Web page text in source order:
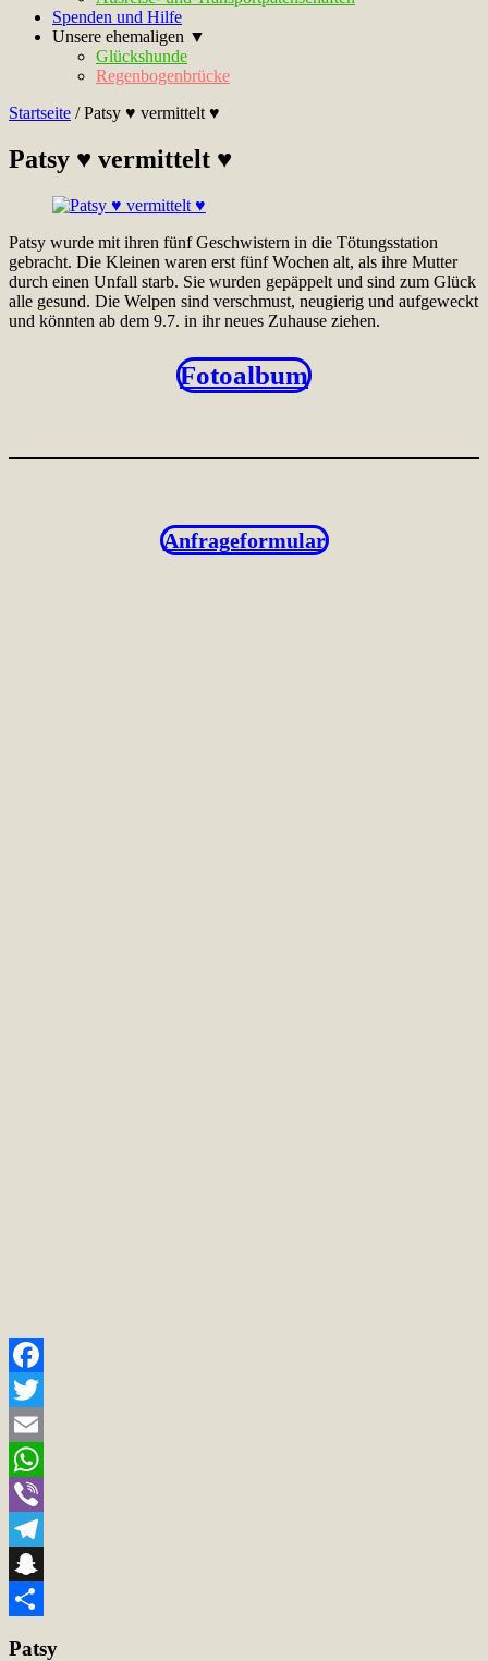
Spenden und Hilfe
Unsere ehemaligen ▼
Glückshunde
Regenbogenbrücke
Startseite /Patsy ♥ vermittelt ♥
Patsy ♥ vermittelt ♥
Patsy wurde mit ihren fünf Geschwistern in die Tötungsstation
gebracht. Die Kleinen waren erst fünf Wochen alt, als ihre Mutter
durch einen Unfall starb. Sie wurden gepäppelt und sind zum Glück
alle gesund. Die Welpen sind verschmust, neugierig und aufgeweckt
und könnten ab dem 9.7. in ihr neues Zuhause ziehen.
Fotoalbum
Anfrageformular
Facebook
Twitter
Email
WhatsApp
Viber
Telegram
Snapchat
Patsy